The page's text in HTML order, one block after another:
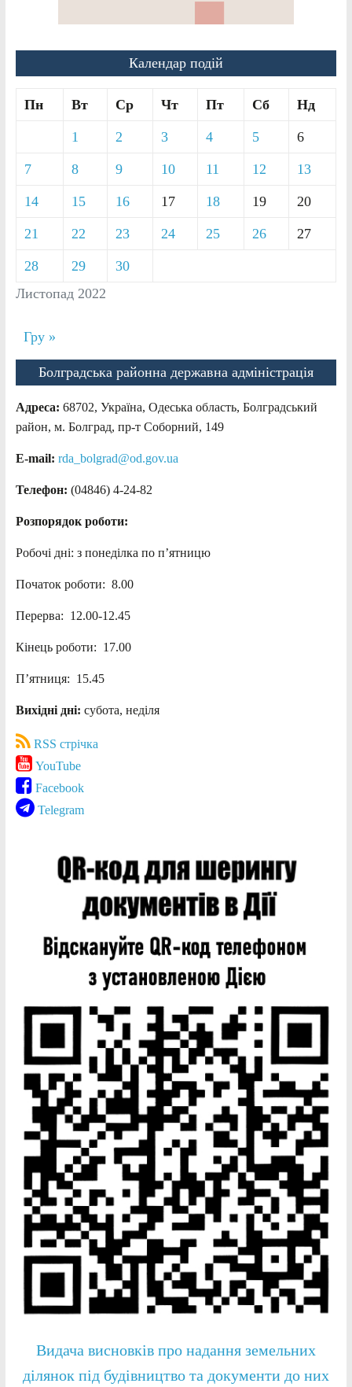
Календар подій
Листопад 2022
Пн Вт Ср Чт Пт Сб Нд
1 2 3 4 5 6
7 8 9 10 11 12 13
14 15 16 17 18 19 20
21 22 23 24 25 26 27
28 29 30
Гру »
Болградська районна державна адміністрація
Адреса: 68702, Україна, Одеська область, Болградський
район, м. Болград, пр-т Соборний, 149
E-mail: rda_bolgrad@od.gov.ua
Телефон: (04846) 4-24-82
Розпорядок роботи:
Робочі дні: з понеділка по п’ятницю
Початок роботи: 8.00
Перерва: 12.00-12.45
Кінець роботи: 17.00
П’ятниця: 15.45
Вихідні дні: субота, неділя
RSS стрічка
YouTube
Facebook
Telegram
Видача висновків про надання земельних
ділянок під будівництво та документи до них